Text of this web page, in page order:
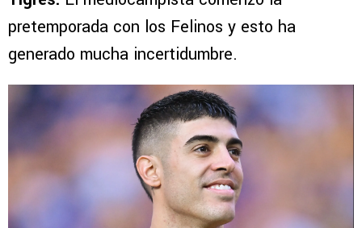
pretemporada con los Felinos y esto ha
generado mucha incertidumbre.